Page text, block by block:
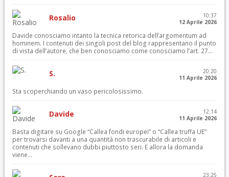
Rosalio
10:37
12 Aprile 2026
Davide conosciamo intanto la tecnica retorica dell’argomentum ad
hominem. I contenuti dei singoli post del blog rappresentano il punto
di vista dell’autore, che ben conosciamo come conosciamo l’art. 27...
S.
20:20
11 Aprile 2026
Sta scoperchiando un vaso pericolosissimo.
Davide
12:14
11 Aprile 2026
Basta digitare su Google “Callea fondi europei” o “Callea truffa UE”
per trovarsi davanti a una quantità non trascurabile di articoli e
contenuti che sollevano dubbi piuttosto seri. E allora la domanda
viene...
23:25